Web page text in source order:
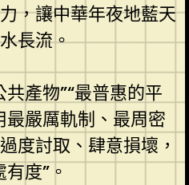
，讓中華年夜地藍天
長流。
產物”“最普惠的平
最嚴厲軌制、最周密
度討取、肆意損壞，
度”。